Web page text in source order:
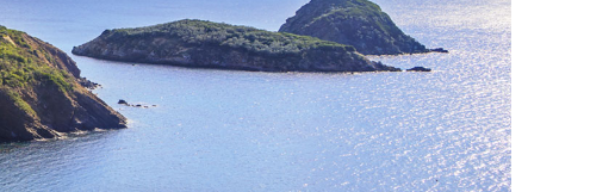
ESP
SLO